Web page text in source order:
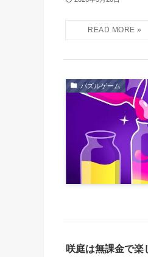
パズルゲーム
咲庭は無課金で